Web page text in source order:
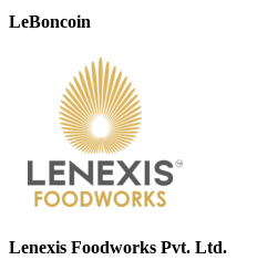
LeBoncoin
Lenexis Foodworks Pvt. Ltd.